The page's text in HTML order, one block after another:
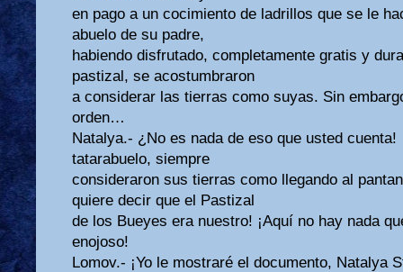
en pago a un cocimiento de ladrillos que se le
abuelo de su padre,
habiendo disfrutado, completamente gratis y
pastizal, se acostumbraron
a considerar las tierras como suyas. Sin
orden…
Natalya.- ¿No es nada de eso que usted cuenta!
tatarabuelo, siempre
consideraron sus tierras como llegando al
quiere decir que el Pastizal
de los Bueyes era nuestro! ¡Aquí no hay nada
enojoso!
Lomov.- ¡Yo le mostraré el documento, Natalya